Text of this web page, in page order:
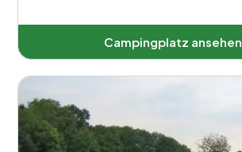
Limburg (2)
Unterkunftstyp
Campingplatz ansehen